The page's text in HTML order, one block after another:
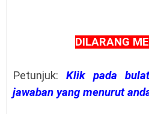
DILARANG
Petunjuk: Klik pada
jawaban yang menurut